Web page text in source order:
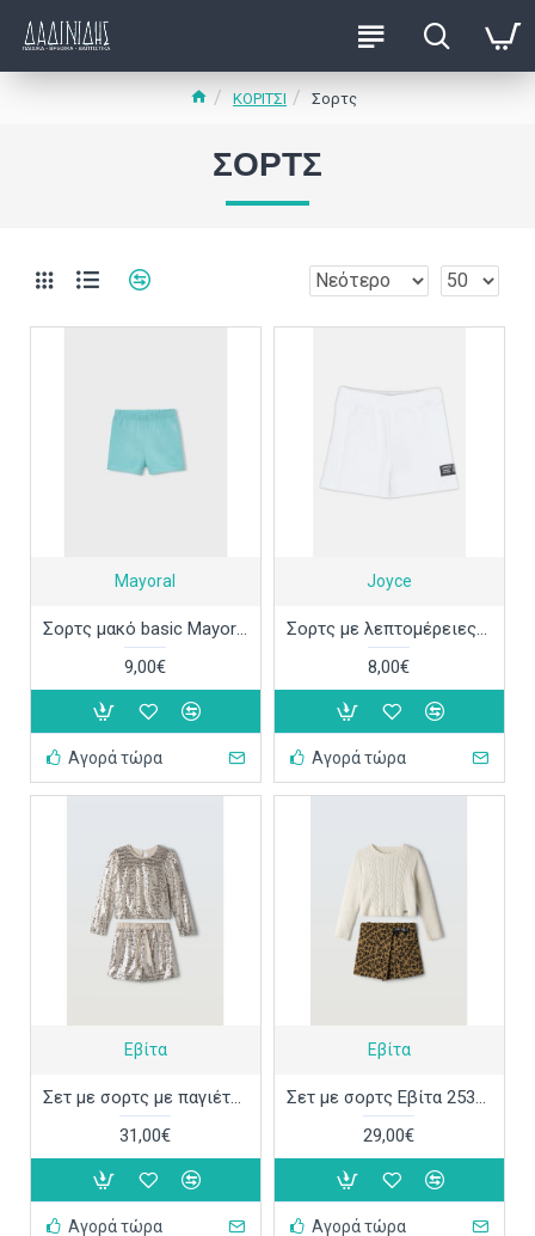
ΚΟΡΙΤΣΙ Σορτς
ΣΟΡΤΣ
Mayoral
Σορτς μακό basic Mayoral 212
9,00€
Αγορά τώρα
Joyce
Σορτς με λεπτομέρειες Joyce 2513411
8,00€
Αγορά τώρα
Εβίτα
Σετ με σορτς με παγιέτες Εβίτα 255064
31,00€
Αγορά τώρα
Εβίτα
Σετ με σορτς Εβίτα 253057
29,00€
Αγορά τώρα